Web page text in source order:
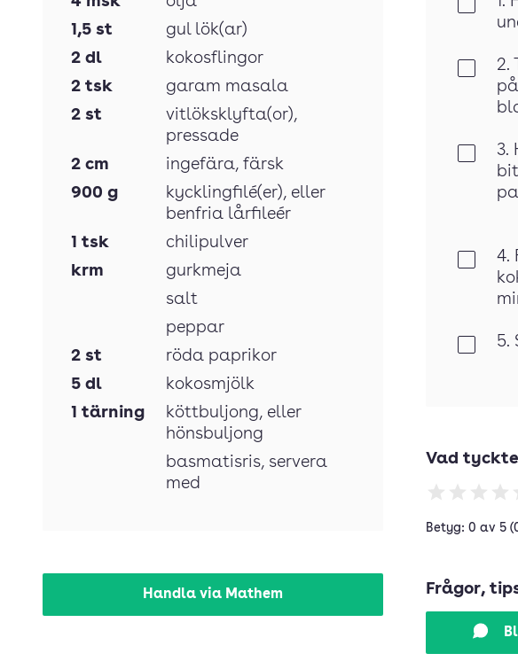
1,5 st
gul lök(ar)
2 dl
kokosflingor
2 tsk
garam masala
2 st vitlöksklyfta(or),
pressade
2 cm ingefära, färsk
900 g kycklingfilé(er), eller
benfria lårfileér
1 tsk
chilipulver
krm
gurkmeja
salt
peppar
2 st
röda paprikor
5 dl
kokosmjölk
1 tärning köttbuljong, eller
hönsbuljong
basmatisris, servera
med
Handla via Mathem
2.
3.
4.
5.
Vad
Betyg: 0 av 5
Frågor,